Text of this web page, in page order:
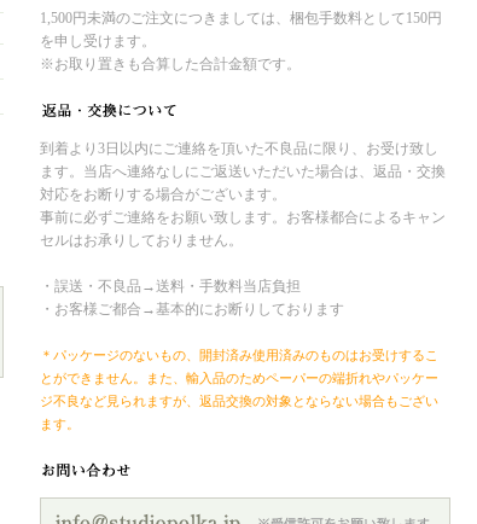
1,500円未満のご注文につきましては、梱包手数料として150円
を申し受けます。
※お取り置きも合算した合計金額です。
到着より3日以内にご連絡を頂いた不良品に限り、お受け致し
ます。当店へ連絡なしにご返送いただいた場合は、返品・交換
対応をお断りする場合がございます。
事前に必ずご連絡をお願い致します。お客様都合によるキャン
セルはお承りしておりません。
・誤送・不良品→送料・手数料当店負担
・お客様ご都合→基本的にお断りしております
＊パッケージのないもの、開封済み使用済みのものはお受けするこ
とができません。また、輸入品のためペーパーの端折れやパッケー
ジ不良など見られますが、返品交換の対象とならない場合もござい
ます。